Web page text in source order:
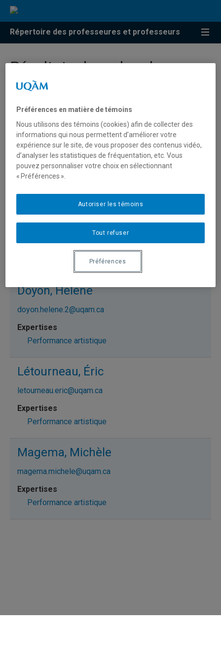
Répertoire des professeures et professeurs
Résultats de recherche pour
« Performance artistique »
Clausen, Barbara
clausen.barbara@uqam.ca
Performance artistique
De Pauw, Manon
de_pauw.manon@uqam.ca
Performance artistique
Doyon, Hélène
doyon.helene.2@uqam.ca
Performance artistique
Létourneau, Éric
letourneau.eric@uqam.ca
Performance artistique
Magema, Michèle
magema.michele@uqam.ca
Performance artistique
Préférences en matière de témoins
Nous utilisons des témoins (cookies) afin de collecter des
informations qui nous permettent d’améliorer votre
expérience sur le site, de vous proposer des contenus vidéo,
d’analyser les statistiques de fréquentation, etc. Vous
pouvez personnaliser votre choix en sélectionnant
« Préférences ».
Tout refuser
Autoriser les témoins
Préférences